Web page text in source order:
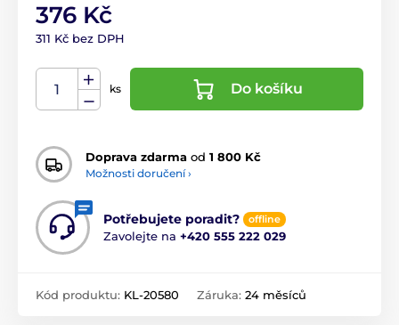
376 Kč
311 Kč bez DPH
ks Do košíku
Doprava zdarma od 1 800 Kč
Možnosti doručení ›
Potřebujete poradit? offline
Zavolejte na +420 555 222 029
Kód produktu: KL-20580 Záruka: 24 měsíců